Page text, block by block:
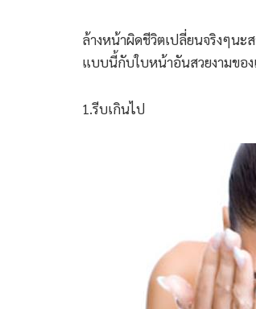
ล้างหน้าผิดชีวิตเปลี่ยนจริงๆนะ
แบบนี้กับใบหน้าอันสวยงามของ
1.รีบเกินไป